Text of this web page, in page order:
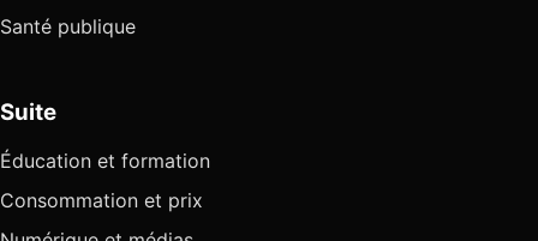
Santé publique
Suite
Éducation et formation
Consommation et prix